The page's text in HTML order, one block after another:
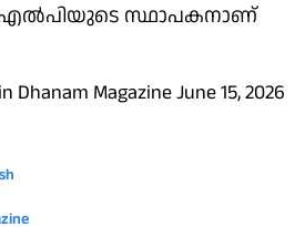
സ്ഥാപകനാണ്
Dhanam Magazine June 15, 2026